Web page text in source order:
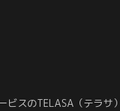
ビスのTELASA（テラサ）